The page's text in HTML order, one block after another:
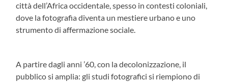
città dell’Africa occidentale, spesso in contesti coloniali,
dove la fotografia diventa un mestiere urbano e uno
strumento di affermazione sociale.
A partire dagli anni ’60, con la decolonizzazione, il
pubblico si amplia: gli studi fotografici si riempiono di